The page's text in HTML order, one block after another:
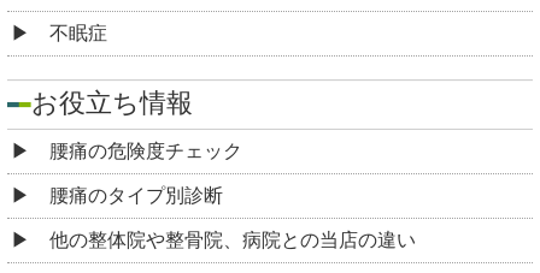
不眠症
お役立ち情報
腰痛の危険度チェック
腰痛のタイプ別診断
他の整体院や整骨院、病院との当店の違い